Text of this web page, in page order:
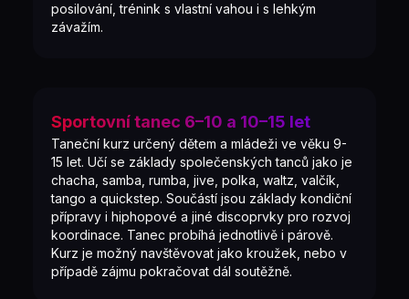
posilování, trénink s vlastní vahou i s lehkým
závažím.
Sportovní tanec 6–10 a 10–15 let
Taneční kurz určený dětem a mládeži ve věku 9-
15 let. Učí se základy společenských tanců jako je
chacha, samba, rumba, jive, polka, waltz, valčík,
tango a quickstep. Součástí jsou základy kondiční
přípravy i hiphopové a jiné discoprvky pro rozvoj
koordinace. Tanec probíhá jednotlivě i párově.
Kurz je možný navštěvovat jako kroužek, nebo v
případě zájmu pokračovat dál soutěžně.